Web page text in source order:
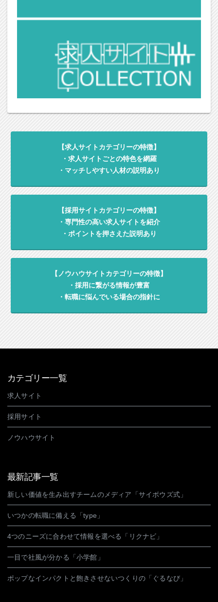
【求人サイトカテゴリーの特徴】
・求人サイトごとの特色を網羅
・マッチしやすい人材の説明あり
【採用サイトカテゴリーの特徴】
・専門性の高い求人サイトを紹介
・ポイントを押さえた説明あり
【ノウハウサイトカテゴリーの特徴】
・採用に繋がる情報が豊富
・転職に悩んでいる場合の指針に
カテゴリー一覧
求人サイト
採用サイト
ノウハウサイト
最新記事一覧
新しい価値を生み出すチームのメディア「サイボウズ式」
いつかの転職に備える「type」
4つのニーズに合わせて情報を選べる「リクナビ」
一目で社風が分かる「小学館」
ポップなインパクトと飽きさせないつくりの「ぐるなび」